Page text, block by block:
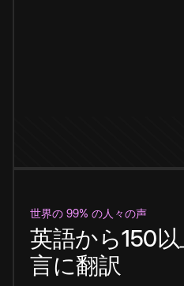
世界の 99% の人々の声
英語から150
言に翻訳